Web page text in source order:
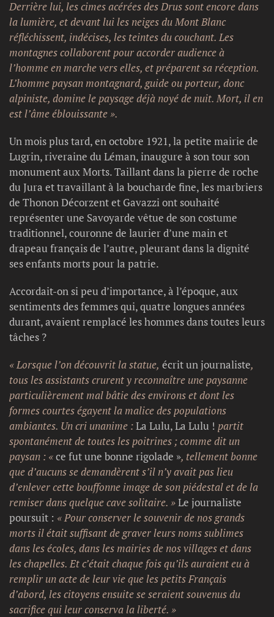
Derrière lui, les cimes acérées des Drus sont encore dans
la lumière, et devant lui les neiges du Mont Blanc
réfléchissent, indécises, les teintes du couchant. Les
montagnes collaborent pour accorder audience à
l’homme en marche vers elles, et préparent sa réception.
L’homme paysan montagnard, guide ou porteur, donc
alpiniste, domine le paysage déjà noyé de nuit. Mort, il en
est l’âme éblouissante ».
Un mois plus tard, en octobre 1921, la petite mairie de
Lugrin, riveraine du Léman, inaugure à son tour son
monument aux Morts. Taillant dans la pierre de roche
du Jura et travaillant à la boucharde fine, les marbriers
de Thonon Décorzent et Gavazzi ont souhaité
représenter une Savoyarde vêtue de son costume
traditionnel, couronne de laurier d’une main et
drapeau français de l’autre, pleurant dans la dignité
ses enfants morts pour la patrie.
Accordait-on si peu d’importance, à l’époque, aux
sentiments des femmes qui, quatre longues années
durant, avaient remplacé les hommes dans toutes leurs
tâches ?
« Lorsque l’on découvrit la statue, écrit un journaliste,
tous les assistants crurent y reconnaître une paysanne
particulièrement mal bâtie des environs et dont les
formes courtes égayent la malice des populations
ambiantes. Un cri unanime :La Lulu, La Lulu ! partit
spontanément de toutes les poitrines ; comme dit un
paysan : «ce fut une bonne rigolade », tellement bonne
que d’aucuns se demandèrent s’il n’y avait pas lieu
d’enlever cette bouffonne image de son piédestal et de la
remiser dans quelque cave solitaire. »Le journaliste
poursuit : «Pour conserver le souvenir de nos grands
morts il était suffisant de graver leurs noms sublimes
dans les écoles, dans les mairies de nos villages et dans
les chapelles. Et c’était chaque fois qu’ils auraient eu à
remplir un acte de leur vie que les petits Français
d’abord, les citoyens ensuite se seraient souvenus du
sacrifice qui leur conserva la liberté. »